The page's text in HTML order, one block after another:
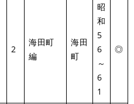
2
海田町
編
海田
町
昭
和
5
6
～
6
1
◎